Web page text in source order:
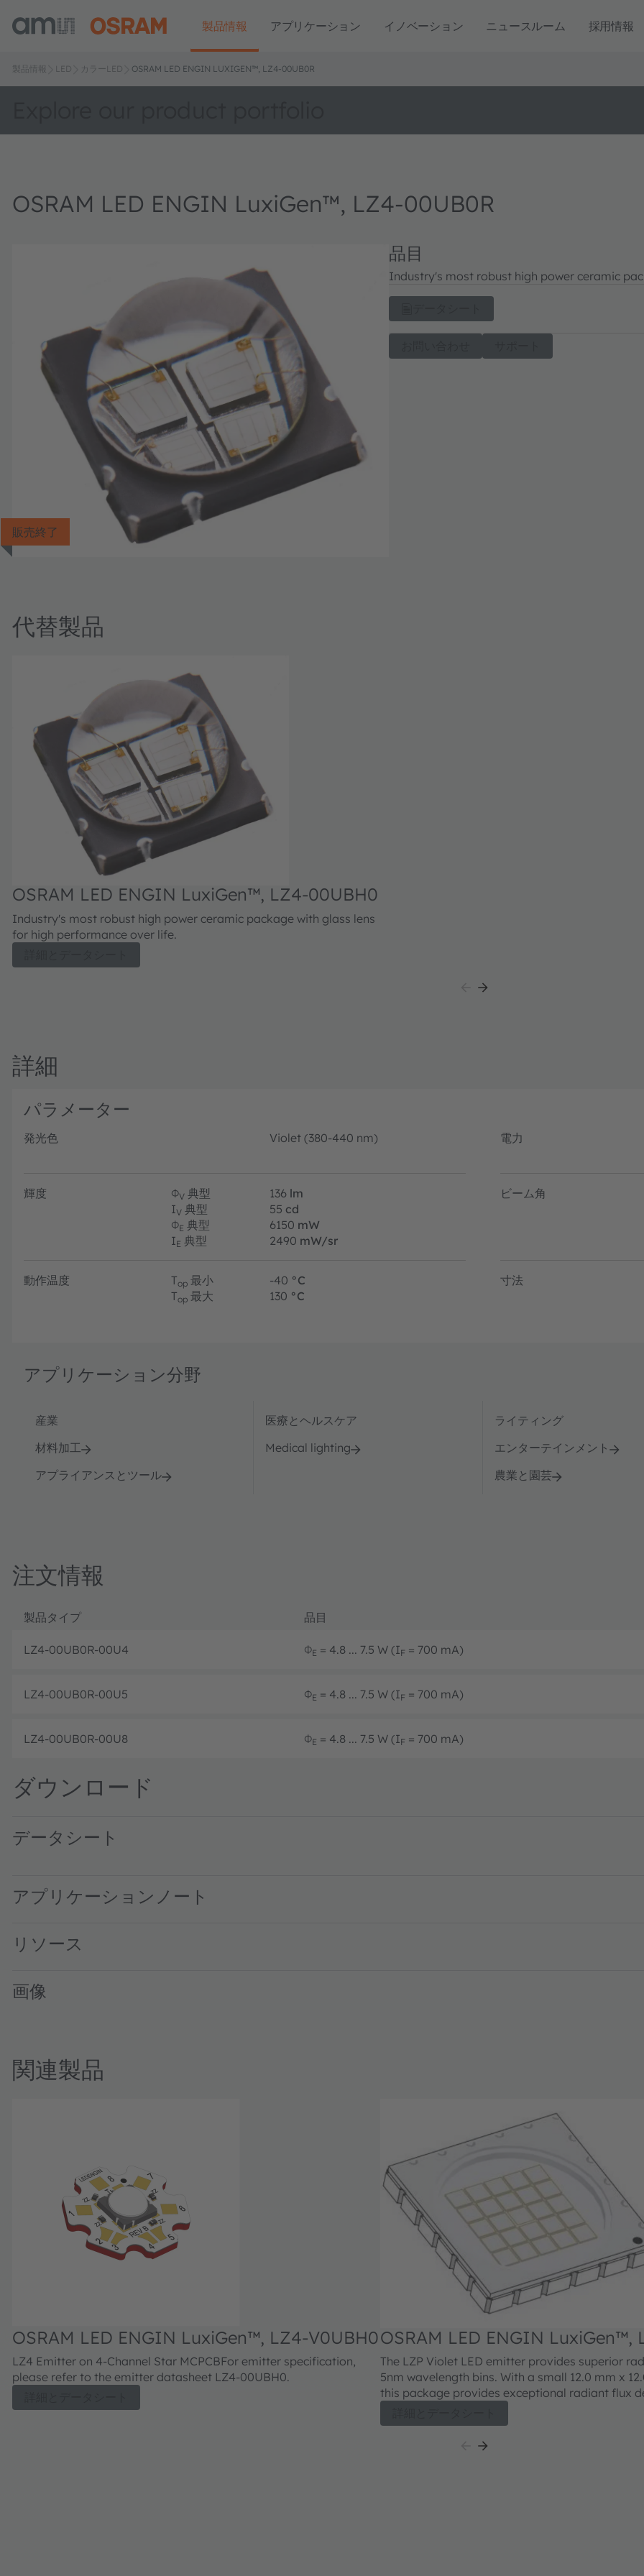
製品情報 アプリケーション イノベーション ニュースルーム 採用情報
製品情報 LED カラーLED OSRAM LED ENGIN LUXIGEN™, LZ4-00UB0R
OSRAM LED ENGIN LuxiGen™, LZ4-00UB0R
販売終了
品目
Industry's most robust high power ceramic
代替製品
OSRAM LED ENGIN LuxiGen™, LZ4-00UBH0
Industry's most robust high power ceramic package with glass lens
for high performance over life.
詳細
パラメーター
発光色 Violet (380-440 nm) 電力
輝度 ΦV 典型 136 lm
IV 典型 55 cd
ΦE 典型 6150 mW
IE 典型 2490 mW/sr
ビーム角
動作温度 Top 最小 -40 °C
Top 最大 130 °C
寸法
アプリケーション分野
産業
材料加工
アプライアンスとツール
医療とヘルスケア
Medical lighting
ライティング
エンターテインメント
農業と園芸
注文情報
製品タイプ 品目
LZ4-00UB0R-00U4 ΦE = 4.8 ... 7.5 W (IF = 700 mA)
LZ4-00UB0R-00U5 ΦE = 4.8 ... 7.5 W (IF = 700 mA)
LZ4-00UB0R-00U8 ΦE = 4.8 ... 7.5 W (IF = 700 mA)
ダウンロード
データシート
アプリケーションノート
リソース
画像
関連製品
OSRAM LED ENGIN LuxiGen™, LZ4-V0UBH0
LZ4 Emitter on 4-Channel Star MCPCBFor emitter specification,
please refer to the emitter datasheet LZ4-00UBH0.
OSRAM LED ENGIN LuxiGen™,
The LZP Violet LED emitter provides superior
5nm wavelength bins. With a small 12.0 mm x
this package provides exceptional radiant flux
The high quality matereials used in the package
optimize flux output, have excellent resistance to